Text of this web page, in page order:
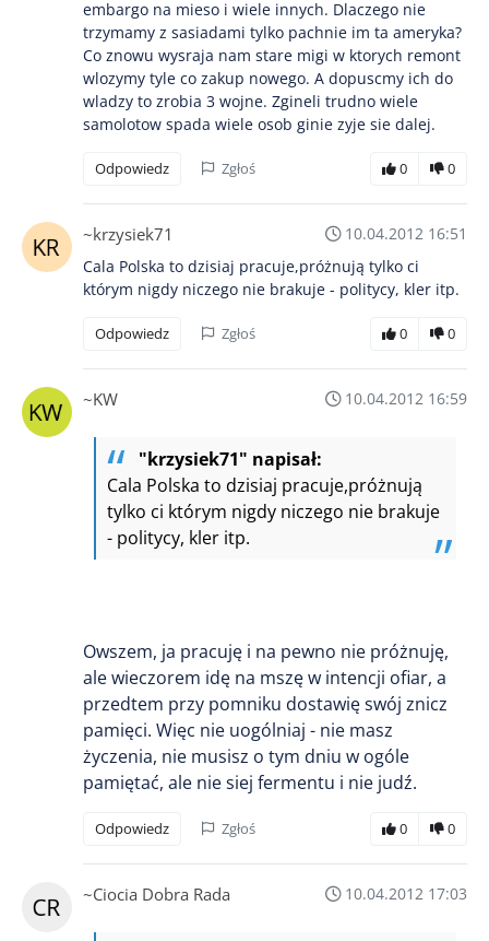
embargo na mieso i wiele innych. Dlaczego nie
trzymamy z sasiadami tylko pachnie im ta ameryka?
Co znowu wysraja nam stare migi w ktorych remont
wlozymy tyle co zakup nowego. A dopuscmy ich do
wladzy to zrobia 3 wojne. Zgineli trudno wiele
samolotow spada wiele osob ginie zyje sie dalej.
Odpowiedz Zgłoś 0 0
~krzysiek71
10.04.2012 16:51
Cala Polska to dzisiaj pracuje,próżnują tylko ci
którym nigdy niczego nie brakuje - politycy, kler itp.
Odpowiedz Zgłoś 0 0
~KW 10.04.2012 16:59
"krzysiek71" napisał:
Cala Polska to dzisiaj pracuje,próżnują
tylko ci którym nigdy niczego nie brakuje
- politycy, kler itp.
Owszem, ja pracuję i na pewno nie próżnuję,
ale wieczorem idę na mszę w intencji ofiar, a
przedtem przy pomniku dostawię swój znicz
pamięci. Więc nie uogólniaj - nie masz
życzenia, nie musisz o tym dniu w ogóle
pamiętać, ale nie siej fermentu i nie judź.
Odpowiedz Zgłoś 0 0
~Ciocia Dobra Rada 10.04.2012 17:03